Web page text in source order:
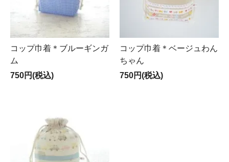
コップ巾着＊ブルーギンガ
ム
750円(税込)
コップ巾着＊ベージュわん
ちゃん
750円(税込)